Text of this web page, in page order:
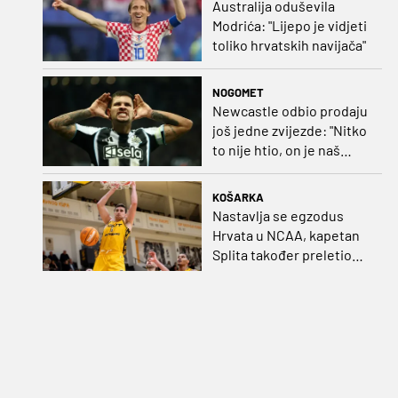
Australija oduševila
Modrića: "Lijepo je vidjeti
toliko hrvatskih navijača"
NOGOMET
Newcastle odbio prodaju
još jedne zvijezde: "Nitko
to nije htio, on je naš
KOŠARKA
Nastavlja se egzodus
Hrvata u NCAA, kapetan
Splita također preletio